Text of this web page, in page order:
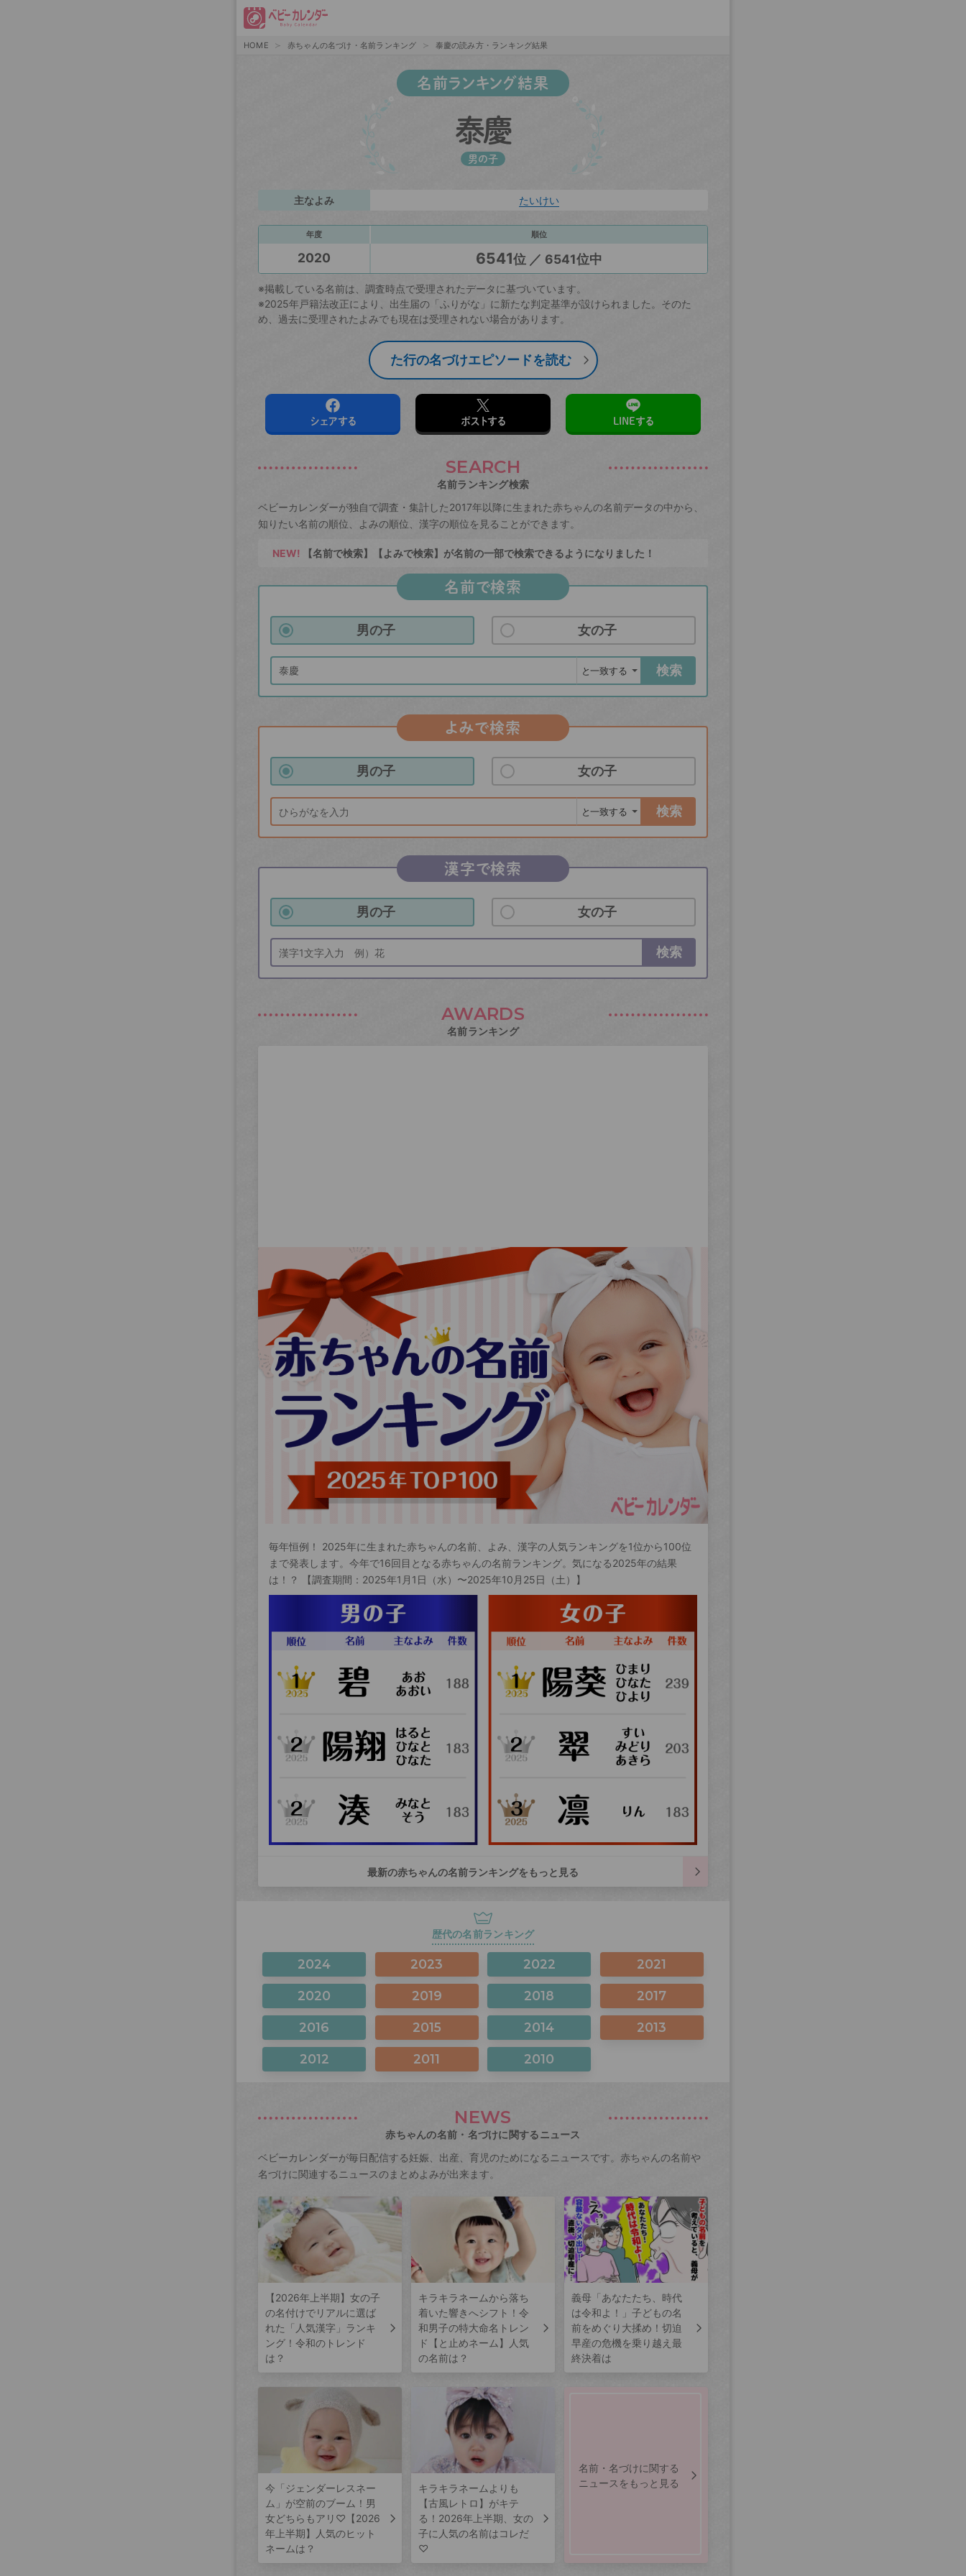
HOME 赤ちゃんの名づけ・名前ランキング 泰慶の読み方・ランキング結果
名前ランキング結果
泰慶
男の子
主なよみ たいけい
年度 順位
2020 6541位 ／ 6541位中
※掲載している名前は、調査時点で受理されたデータに基づいています。
※2025年戸籍法改正により、出生届の「ふりがな」に新たな判定基準が設けられました。そのた
め、過去に受理されたよみでも現在は受理されない場合があります。
た行の名づけエピソードを読む
シェアする ポストする LINEする
SEARCH
名前ランキング検索
ベビーカレンダーが独自で調査・集計した2017年以降に生まれた赤ちゃんの名前データの中から、
知りたい名前の順位、よみの順位、漢字の順位を見ることができます。
NEW! 【名前で検索】【よみで検索】が名前の一部で検索できるようになりました！
名前で検索
男の子 女の子
検索
よみで検索
男の子 女の子
検索
漢字で検索
男の子 女の子
検索
AWARDS
名前ランキング
毎年恒例！ 2025年に生まれた赤ちゃんの名前、よみ、漢字の人気ランキングを1位から100位
まで発表します。今年で16回目となる赤ちゃんの名前ランキング。気になる2025年の結果
は！？ 【調査期間：2025年1月1日（水）〜2025年10月25日（土）】
最新の赤ちゃんの名前ランキングをもっと見る
歴代の名前ランキング
2024 2023 2022 2021
2020 2019 2018 2017
2016 2015 2014 2013
2012 2011 2010
NEWS
赤ちゃんの名前・名づけに関するニュース
ベビーカレンダーが毎日配信する妊娠、出産、育児のためになるニュースです。赤ちゃんの名前や
名づけに関連するニュースのまとめよみが出来ます。
【2026年上半期】女の子
の名付けでリアルに選ば
れた「人気漢字」ランキ
ング！令和のトレンド
は？
キラキラネームから落ち
着いた響きへシフト！令
和男子の特大命名トレン
ド【と止めネーム】人気
の名前は？
義母「あなたたち、時代
は令和よ！」子どもの名
前をめぐり大揉め！切迫
早産の危機を乗り越え最
終決着は
今「ジェンダーレスネー
ム」が空前のブーム！男
女どちらもアリ♡【2026
年上半期】人気のヒット
ネームは？
キラキラネームよりも
【古風レトロ】がキテ
る！2026年上半期、女の
子に人気の名前はコレだ
♡
名前・名づけに関する
ニュースをもっと見る